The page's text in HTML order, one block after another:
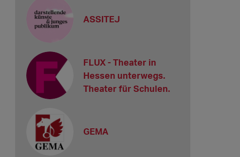
ASSITEJ
FLUX - Theater in
Hessen unterwegs.
Theater für Schulen.
GEMA